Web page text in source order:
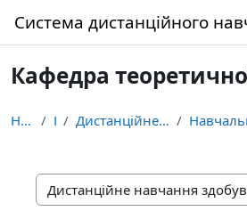
Система дистанційного
Кафедра
На головну Курси Дистанційне навчання здобувачів освіти ЛьвДУВС
Категорії курсів